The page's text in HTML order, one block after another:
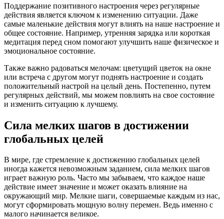
Поддержание позитивного настроения через регулярные
действия является ключом к изменению ситуации. Даже
самые маленькие действия могут влиять на наше настроение и
общее состояние. Например, утренняя зарядка или короткая
медитация перед сном помогают улучшить наше физическое и
эмоциональное состояние.
Также важно радоваться мелочам: цветущий цветок на окне
или встреча с другом могут поднять настроение и создать
положительный настрой на целый день. Постепенно, путем
регулярных действий, мы можем повлиять на свое состояние
и изменить ситуацию к лучшему.
Сила мелких шагов в достижении
глобальных целей
В мире, где стремление к достижению глобальных целей
иногда кажется невозможным заданием, сила мелких шагов
играет важную роль. Часто мы забываем, что каждое наше
действие имеет значение и может оказать влияние на
окружающий мир. Мелкие шаги, совершаемые каждым из нас,
могут сформировать мощную волну перемен. Ведь именно с
малого начинается великое.